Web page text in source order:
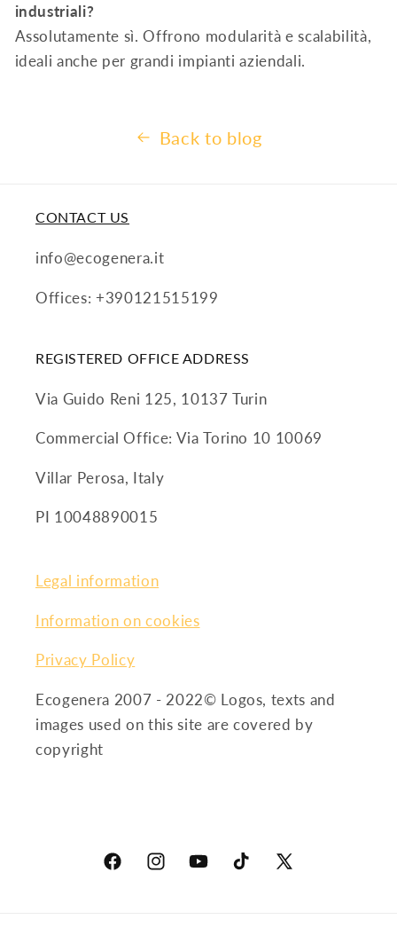
industriali?
Assolutamente sì. Offrono modularità e scalabilità,
ideali anche per grandi impianti aziendali.
Back to blog
CONTACT US
info@ecogenera.it
Offices: +390121515199
REGISTERED OFFICE ADDRESS
Via Guido Reni 125, 10137 Turin
Commercial Office: Via Torino 10 10069
Villar Perosa, Italy
PI 10048890015
Legal information
Information on cookies
Privacy Policy
Ecogenera 2007 - 2022© Logos, texts and
images used on this site are covered by
copyright
FacebookInstagramYouTubeTikTok
X